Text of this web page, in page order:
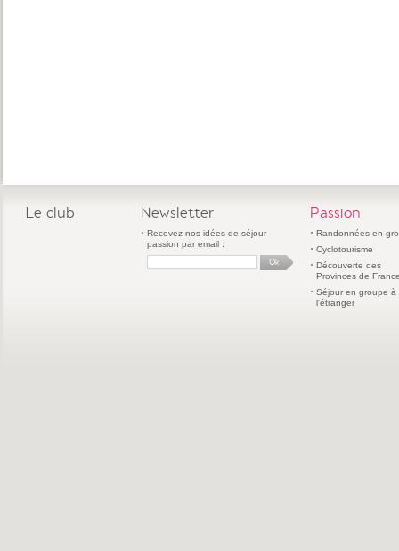
Le club Newsletter
Recevez nos idées de séjour
passion par email :
Passion
Randonnées en
Cyclotourisme
Découverte des
Provinces de
Séjour en groupe à
l'étranger